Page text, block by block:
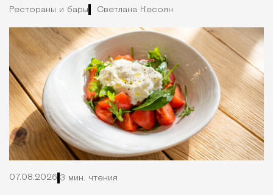
Рестораны и бары Светлана Кесоян
07.08.2026 3 мин. чтения